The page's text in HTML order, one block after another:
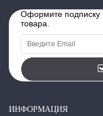
Оформите подписку
товара.
ИНФОРМАЦИЯ